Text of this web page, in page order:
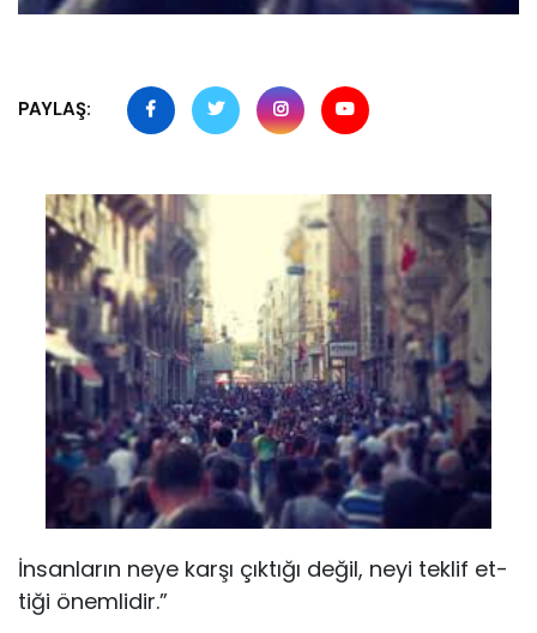
PAYLAŞ:
İn­san­la­rın ne­ye kar­şı çık­tı­ğı de­ğil, ne­yi tek­lif et­
ti­ği önem­li­dir.”